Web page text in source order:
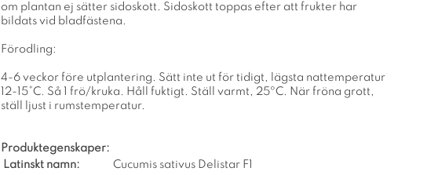
om plantan ej sätter sidoskott. Sidoskott toppas efter att frukter har
bildats vid bladfästena.
Förodling:
4-6 veckor före utplantering. Sätt inte ut för tidigt, lägsta nattemperatur
12-15°C. Så 1 frö/kruka. Håll fuktigt. Ställ varmt, 25ºC. När fröna grott,
ställ ljust i rumstemperatur.
Produktegenskaper:
Latinskt namn:
Cucumis sativus Delistar F1